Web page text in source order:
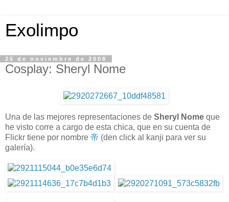
Exolimpo
25 de noviembre de 2008
Cosplay: Sheryl Nome
Una de las mejores representaciones de Sheryl Nome que
he visto corre a cargo de esta chica, que en su cuenta de
Flickr tiene por nombre 帝 (den click al kanji para ver su
galería).